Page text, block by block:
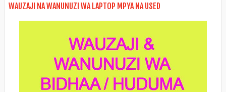
WAUZAJI NA WANUNUZI WA LAPTOP MPYA NA USED